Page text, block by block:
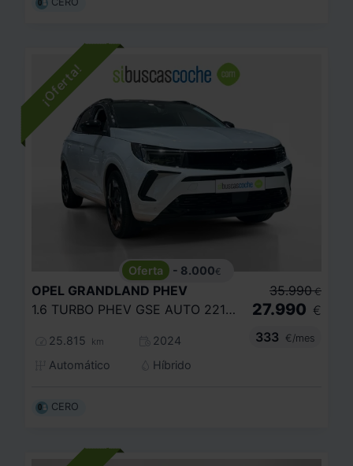
- 8.000€
OPEL GRANDLAND PHEV
1.6 TURBO PHEV GSE AUTO 221KW/300CV
25.815 km
2024
Automático
Híbrido
35.990 €
27.990 €
333
€/mes
CERO